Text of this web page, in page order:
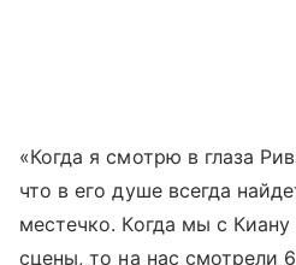
«Когда я смотрю в глаза
что в его душе всегда
местечко. Когда мы с
сцены, то на нас смотрели